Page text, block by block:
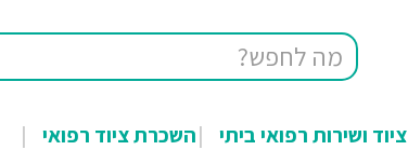
ציוד ושירות רפואי ביתי
השכרת ציוד רפואי